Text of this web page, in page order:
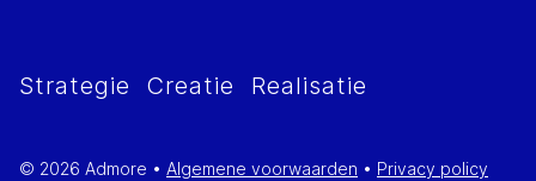
Strategie Creatie Realisatie
© 2026 Admore • Algemene voorwaarden • Privacy policy